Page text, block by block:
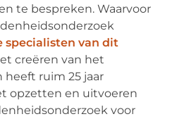
te bespreken. Waarvoor
specialisten van dit
creëren van het
ruim 25 jaar
opzetten en uitvoeren
voor